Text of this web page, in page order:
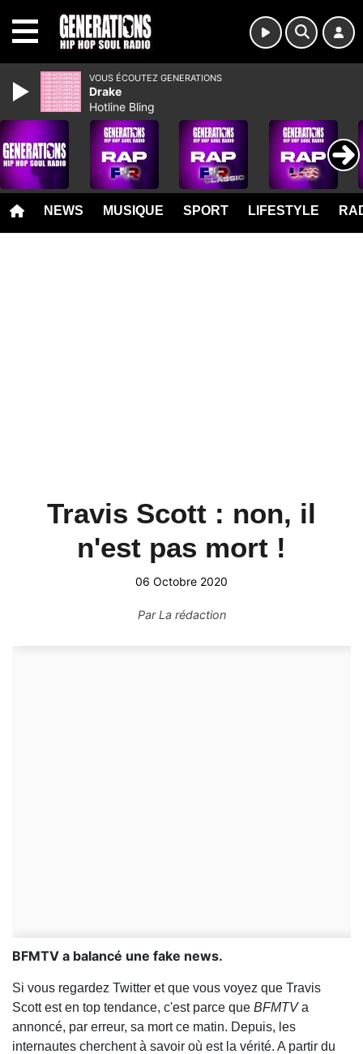
NEWS MUSIQUE SPORT LIFESTYLE
Travis Scott : non, il
n'est pas mort !
06 Octobre 2020
ParLa rédaction
BFMTV a balancé une fake news.
Si vous regardez Twitter et que vous voyez que Travis
Scott est en top tendance, c'est parce que BFMTVa
annoncé, par erreur, sa mort ce matin. Depuis, les
internautes cherchent à savoir où est la vérité. A partir du
VOUS ÉCOUTEZ GENERATIONS
Drake
Hotline Bling